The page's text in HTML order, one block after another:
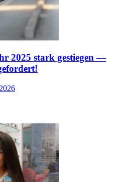
2025 stark gestiegen —